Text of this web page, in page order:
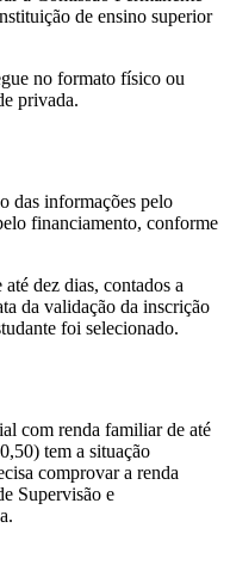
de ensino superior
no formato físico ou
privada.
das informações pelo
financiamento, conforme
dez dias, contados a
da validação da inscrição
foi selecionado.
com renda familiar de até
tem a situação
comprovar a renda
Supervisão e